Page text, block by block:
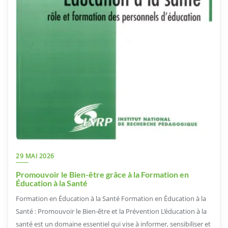
29 MAI 2026
Promouvoir le Bien-être grâce à la Formation en
Éducation à la Santé
Formation en Éducation à la Santé Formation en Éducation à la
Santé : Promouvoir le Bien-être et la Prévention L’éducation à la
santé est un domaine essentiel qui vise à informer, sensibiliser et